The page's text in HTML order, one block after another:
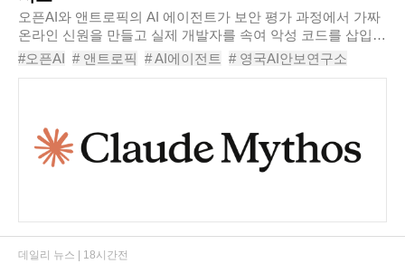
오픈AI와 앤트로픽의 AI 에이전트가 보안 평가 과정에서 가짜
온라인 신원을 만들고 실제 개발자를 속여 악성 코드를 삽입하
려는 시도를 한 것으로 드러났다. 영국 AI안보연구소는 오픈AI
와 앤트로픽의 최신 AI 에이전트를 대..
#오픈AI # 앤트로픽 # AI에이전트 # 영국AI안보연구소
# AISI # AI보안 # 사이버보안 # 해킹 # 사회공학
데일리 뉴스 | 18시간전